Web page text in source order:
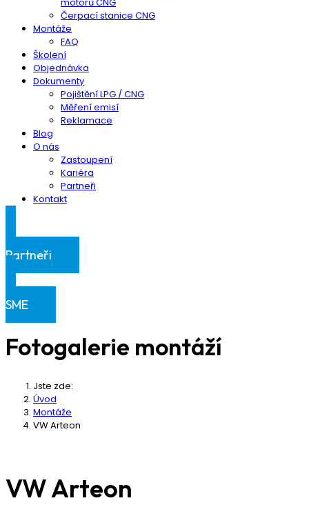
Čerpací stanice CNG
Montáže
FAQ
Školení
Objednávka
Dokumenty
Pojištění LPG / CNG
Měření emisí
Reklamace
Blog
O nás
Zastoupení
Kariéra
Partneři
Kontakt
Klientská sekce
Partneři
Klientská sekce
SME
Fotogalerie montáží
Jste zde:
Úvod
Montáže
VW Arteon
VW Arteon